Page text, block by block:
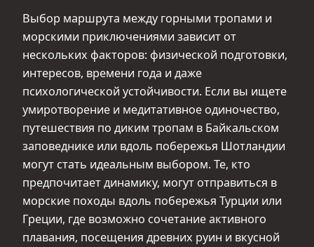
Выбор маршрута между горными тропами и
морскими приключениями зависит от
нескольких факторов: физической подготовки,
интересов, времени года и даже
психологической устойчивости. Если вы ищете
умиротворение и медитативное одиночество,
путешествия по диким тропам в Байкальском
заповеднике или вдоль побережья Шотландии
могут стать идеальным выбором. Те, кто
предпочитает динамику, могут отправиться в
морские походы вдоль побережья Турции или
Греции, где возможно сочетание активного
плавания, посещения древних руин и вкусной